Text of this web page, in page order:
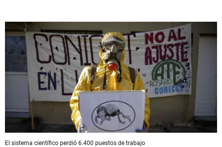
El sistema científico perdió 6.400 puestos de trabajo